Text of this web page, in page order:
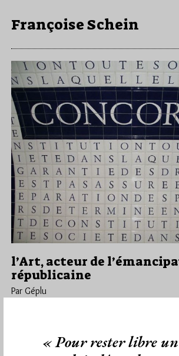
Françoise Schein
l’Art, acteur de
républicaine
Par Géplu
France, vous invitent à une Tenue Blanche
« Pour rester libre